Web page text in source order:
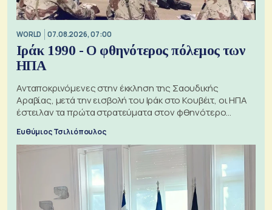
WORLD 07.08.2026, 07:00
Ιράκ 1990 - Ο φθηνότερος πόλεμος των
ΗΠΑ
Ανταποκρινόμενες στην έκκληση της Σαουδικής
Αραβίας, μετά την εισβολή του Ιράκ στο Κουβέιτ, οι ΗΠΑ
έστειλαν τα πρώτα στρατεύματα στον φθηνότερο
Ευθύμιος Τσιλιόπουλος